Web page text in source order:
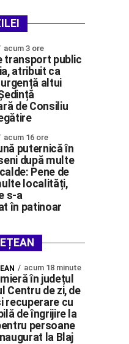
acum 3 ore
transport public
atribuit ca
altui
de Consiliu
acum 16 ore
puternică în
după multe
Pene de
localități,
s-a
în patinoar
acum 18 minute
în județul
Centru de zi, de
recuperare cu
de îngrijire la
persoane
la Blaj